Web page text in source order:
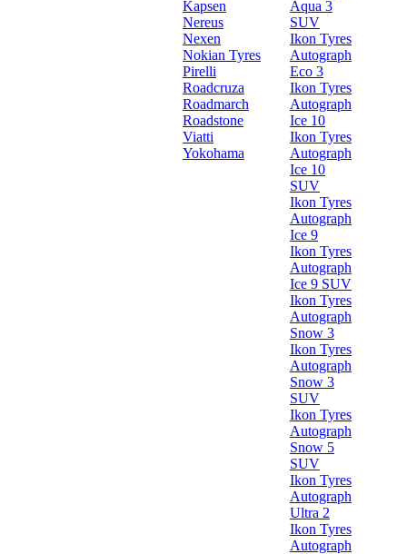
Kapsen
Nereus
Nexen
Nokian Tyres
Pirelli
Roadcruza
Roadmarch
Roadstone
Viatti
Yokohama
Aqua 3
SUV
Ikon Tyres
Autograph
Eco 3
Ikon Tyres
Autograph
Ice 10
Ikon Tyres
Autograph
Ice 10
SUV
Ikon Tyres
Autograph
Ice 9
Ikon Tyres
Autograph
Ice 9 SUV
Ikon Tyres
Autograph
Snow 3
Ikon Tyres
Autograph
Snow 3
SUV
Ikon Tyres
Autograph
Snow 5
SUV
Ikon Tyres
Autograph
Ultra 2
Ikon Tyres
Autograph